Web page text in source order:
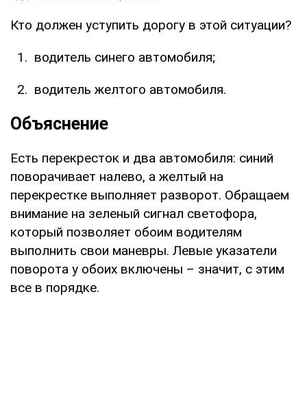
Кто должен уступить дорогу в этой ситуации?
водитель синего автомобиля;
водитель желтого автомобиля.
Объяснение
Есть перекресток и два автомобиля: синий
поворачивает налево, а желтый на
перекрестке выполняет разворот. Обращаем
внимание на зеленый сигнал светофора,
который позволяет обоим водителям
выполнить свои маневры. Левые указатели
поворота у обоих включены – значит, с этим
все в порядке.